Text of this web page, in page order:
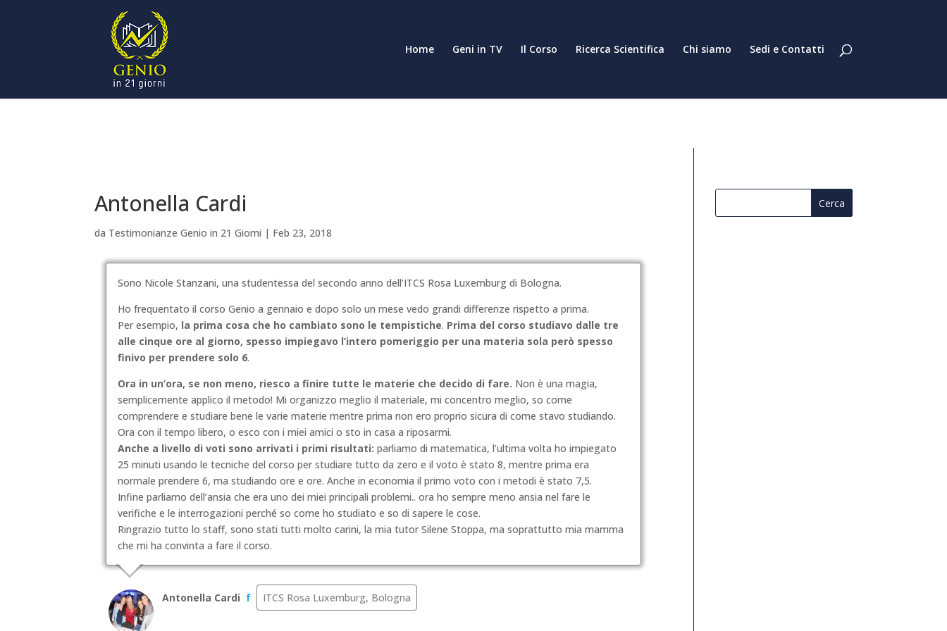
Home Geni in TV Il Corso Ricerca Scientifica Chi siamo Sedi e Contatti
Antonella Cardi
da Testimonianze Genio in 21 Giorni | Feb 23, 2018
Sono Nicole Stanzani, una studentessa del secondo anno dell’ITCS Rosa Luxemburg di Bologna.
Ho frequentato il corso Genio a gennaio e dopo solo un mese vedo grandi differenze rispetto a prima.
Per esempio, la prima cosa che ho cambiato sono le tempistiche. Prima del corso studiavo dalle tre
alle cinque ore al giorno, spesso impiegavo l’intero pomeriggio per una materia sola però spesso
finivo per prendere solo 6.
Ora in un’ora, se non meno, riesco a finire tutte le materie che decido di fare. Non è una magia,
semplicemente applico il metodo! Mi organizzo meglio il materiale, mi concentro meglio, so come
comprendere e studiare bene le varie materie mentre prima non ero proprio sicura di come stavo studiando.
Ora con il tempo libero, o esco con i miei amici o sto in casa a riposarmi.
Anche a livello di voti sono arrivati i primi risultati: parliamo di matematica, l’ultima volta ho impiegato
25 minuti usando le tecniche del corso per studiare tutto da zero e il voto è stato 8, mentre prima era
normale prendere 6, ma studiando ore e ore. Anche in economia il primo voto con i metodi è stato 7,5.
Infine parliamo dell’ansia che era uno dei miei principali problemi.. ora ho sempre meno ansia nel fare le
verifiche e le interrogazioni perché so come ho studiato e so di sapere le cose.
Ringrazio tutto lo staff, sono stati tutti molto carini, la mia tutor Silene Stoppa, ma soprattutto mia mamma
che mi ha convinta a fare il corso.
Antonella Cardi f ITCS Rosa Luxemburg, Bologna